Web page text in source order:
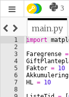
3
main.py
1
2
3
4
5
6
7
8
import
Faregrense =
Faktor = 10
HL = 10